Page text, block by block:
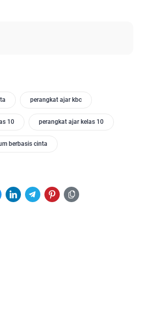
perangkat ajar kbc
10 perangkat ajar kelas 10
berbasis cinta